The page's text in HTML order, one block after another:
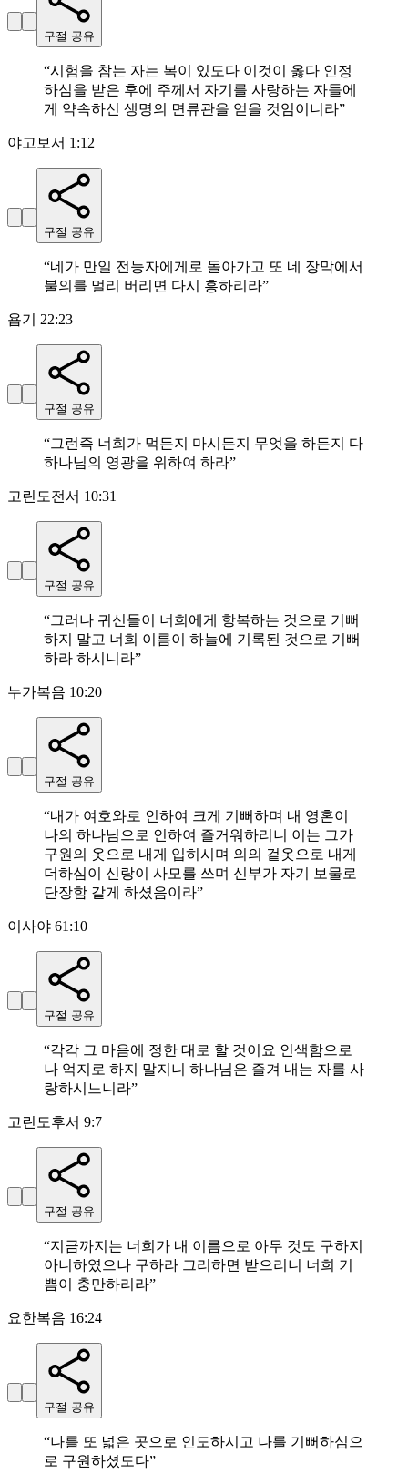
구절 공유
“시험을 참는 자는 복이 있도다 이것이 옳다 인정
하심을 받은 후에 주께서 자기를 사랑하는 자들에
게 약속하신 생명의 면류관을 얻을 것임이니라”
야고보서 1:12
구절 공유
“네가 만일 전능자에게로 돌아가고 또 네 장막에서
불의를 멀리 버리면 다시 흥하리라”
욥기 22:23
구절 공유
“그런즉 너희가 먹든지 마시든지 무엇을 하든지 다
하나님의 영광을 위하여 하라”
고린도전서 10:31
구절 공유
“그러나 귀신들이 너희에게 항복하는 것으로 기뻐
하지 말고 너희 이름이 하늘에 기록된 것으로 기뻐
하라 하시니라”
누가복음 10:20
구절 공유
“내가 여호와로 인하여 크게 기뻐하며 내 영혼이
나의 하나님으로 인하여 즐거워하리니 이는 그가
구원의 옷으로 내게 입히시며 의의 겉옷으로 내게
더하심이 신랑이 사모를 쓰며 신부가 자기 보물로
단장함 같게 하셨음이라”
이사야 61:10
구절 공유
“각각 그 마음에 정한 대로 할 것이요 인색함으로
나 억지로 하지 말지니 하나님은 즐겨 내는 자를 사
랑하시느니라”
고린도후서 9:7
구절 공유
“지금까지는 너희가 내 이름으로 아무 것도 구하지
아니하였으나 구하라 그리하면 받으리니 너희 기
쁨이 충만하리라”
요한복음 16:24
구절 공유
“나를 또 넓은 곳으로 인도하시고 나를 기뻐하심으
로 구원하셨도다”